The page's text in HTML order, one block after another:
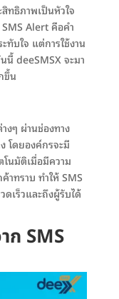
ทธิภาพเป็นหัวใจ
Alert คือคำ
ทับใจ แต่การใช้งาน
นี้ deeSMSX จะมา
ขึ้น
งๆ ผ่านช่องทาง
โดยองค์กรจะมี
นมัติเมื่อมีความ
าทราบ ทำให้ SMS
เร็วและถึงผู้รับได้
ก SMS